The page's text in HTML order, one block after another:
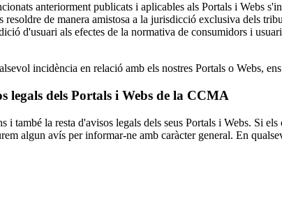
anteriorment publicats i aplicables als Portals i Webs
de manera amistosa a la jurisdicció exclusiva dels
d'usuari als efectes de la normativa de consumidors i
incidència en relació amb els nostres Portals o Webs,
legals dels Portals i Webs de la CCMA
la resta d'avisos legals dels seus Portals i Webs. Si
algun avís per informar-ne amb caràcter general. En